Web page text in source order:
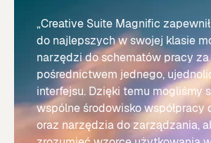
„Creative Suite Magnific
do najlepszych w swojej klasie
narzędzi do schematów pracy za
pośrednictwem jednego,
interfejsu. Dzięki temu mogliśmy
wspólne środowisko współpracy
oraz narzędzia do zarządzania,